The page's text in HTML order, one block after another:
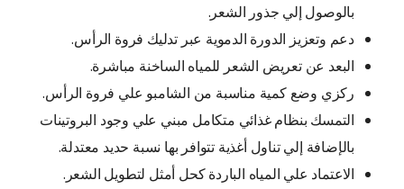
بالوصول إلي جذور الشعر.
دعم وتعزيز الدورة الدموية عبر تدليك فروة الرأس.
البعد عن تعريض الشعر للمياه الساخنة مباشرة.
ركزي وضع كمية مناسبة من الشامبو علي فروة الرأس.
التمسك بنظام غذائي متكامل مبني علي وجود البروتينات
بالإضافة إلي تناول أغذية تتوافر بها نسبة حديد معتدلة.
الاعتماد علي المياه الباردة كحل أمثل لتطويل الشعر.